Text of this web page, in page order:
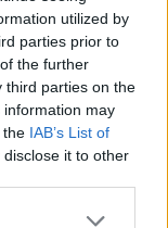
utilized by
parties prior to
the further
third parties on the
information may
the IAB’s List of
it to other
e
riapre il
di Erba: